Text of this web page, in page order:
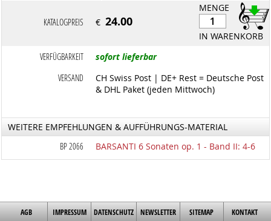
MENGE
IN WARENKORB
KATALOGPREIS €24.00
VERFÜGBARKEIT
sofort lieferbar
VERSAND
CH Swiss Post | DE+ Rest = Deutsche Post
& DHL Paket (jeden Mittwoch)
WEITERE EMPFEHLUNGEN & AUFFÜHRUNGS-MATERIAL
BP 2066
BARSANTI 6 Sonaten op. 1 - Band II: 4-6
AGB IMPRESSUM DATENSCHUTZ NEWSLETTER SITEMAP KONTAKT